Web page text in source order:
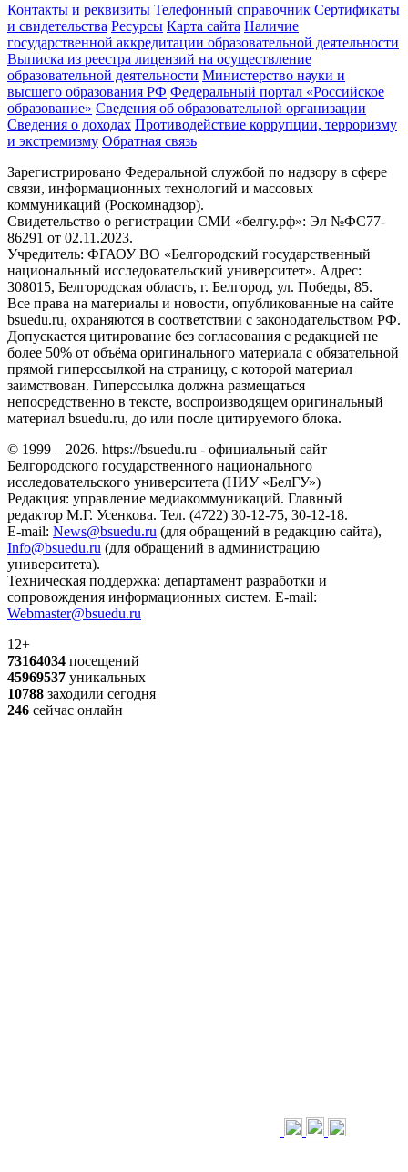
Контакты и реквизиты Телефонный справочник Сертификаты
и свидетельства Ресурсы Карта сайта Наличие
государственной аккредитации образовательной деятельности
Выписка из реестра лицензий на осуществление
образовательной деятельности Министерствo науки и
высшего образования РФ Федеральный портал «Российское
образование» Сведения об образовательной организации
Сведения о доходах Противодействие коррупции, терроризму
и экстремизму Обратная связь
Зарегистрировано Федеральной службой по надзору в сфере
связи, информационных технологий и массовых
коммуникаций (Роскомнадзор).
Свидетельство о регистрации СМИ «белгу.рф»: Эл №ФС77-
86291 от 02.11.2023.
Учредитель: ФГАОУ ВО «Белгородский государственный
национальный исследовательский университет». Адрес:
308015, Белгородская область, г. Белгород, ул. Победы, 85.
Все права на материалы и новости, опубликованные на сайте
bsuedu.ru, охраняются в соответствии с законодательством РФ.
Допускается цитирование без согласования с редакцией не
более 50% от объёма оригинального материала с обязательной
прямой гиперссылкой на страницу, с которой материал
заимствован. Гиперссылка должна размещаться
непосредственно в тексте, воспроизводящем оригинальный
материал bsuedu.ru, до или после цитируемого блока.
© 1999 – 2026. https://bsuedu.ru - официальный сайт
Белгородского государственного национального
исследовательского университета (НИУ «БелГУ»)
Редакция: управление медиакоммуникаций. Главный
редактор М.Г. Усенкова. Тел. (4722) 30-12-75, 30-12-18.
E-mail: News@bsuedu.ru (для обращений в редакцию сайта),
Info@bsuedu.ru (для обращений в администрацию
университета).
Техническая поддержка: департамент разработки и
сопровождения информационных систем. E-mail:
Webmaster@bsuedu.ru
12+
73164034 посещений
45969537 уникальных
10788 заходили сегодня
246 сейчас онлайн